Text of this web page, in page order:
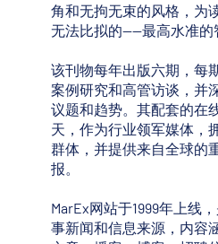
角和无拘无束的风格，为
无法比拟的——最高水准的
该刊物每年出版六期，每
案例研究和高管访谈，并
议题和趋势。其配套的在
天，作为行业领军媒体，
群体，并提供来自全球的
报。
MarEx网站于1999年上线
事新闻和信息来源，内容